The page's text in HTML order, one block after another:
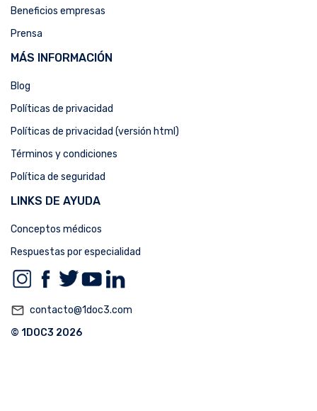
Beneficios empresas
Prensa
MÁS INFORMACIÓN
Blog
Políticas de privacidad
Políticas de privacidad (versión html)
Términos y condiciones
Política de seguridad
LINKS DE AYUDA
Conceptos médicos
Respuestas por especialidad
mail_outline contacto@1doc3.com
© 1DOC3 2026